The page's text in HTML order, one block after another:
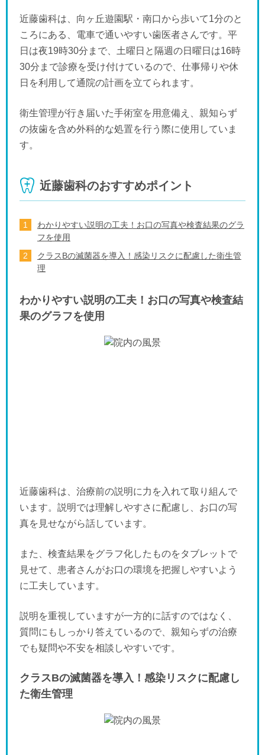
近藤歯科は、向ヶ丘遊園駅・南口から歩いて1分のと
ころにある、電車で通いやすい歯医者さんです。平
日は夜19時30分まで、土曜日と隔週の日曜日は16時
30分まで診療を受け付けているので、仕事帰りや休
日を利用して通院の計画を立てられます。
衛生管理が行き届いた手術室を用意備え、親知らず
の抜歯を含め外科的な処置を行う際に使用していま
す。
近藤歯科のおすすめポイント
わかりやすい説明の工夫！お口の写真や検査結果のグラ
フを使用
クラスBの滅菌器を導入！感染リスクに配慮した衛生管
理
わかりやすい説明の工夫！お口の写真や検査結
果のグラフを使用
近藤歯科は、治療前の説明に力を入れて取り組んで
います。説明では理解しやすさに配慮し、お口の写
真を見せながら話しています。
また、検査結果をグラフ化したものをタブレットで
見せて、患者さんがお口の環境を把握しやすいよう
に工夫しています。
説明を重視していますが一方的に話すのではなく、
質問にもしっかり答えているので、親知らずの治療
でも疑問や不安を相談しやすいです。
クラスBの滅菌器を導入！感染リスクに配慮し
た衛生管理